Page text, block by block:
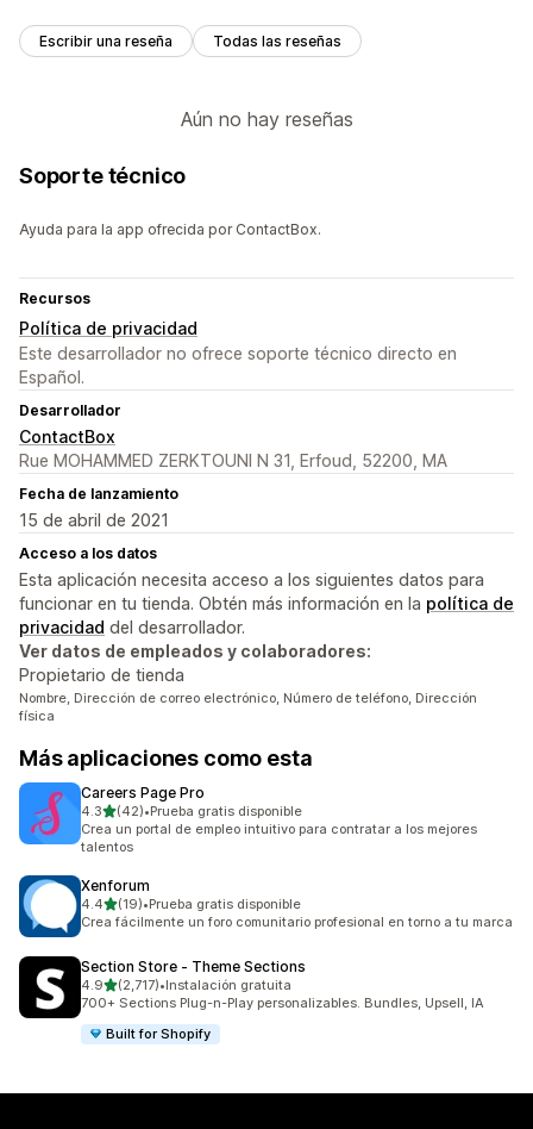
Escribir una reseña Todas las reseñas
Aún no hay reseñas
Soporte técnico
Ayuda para la app ofrecida por ContactBox.
Recursos
Política de privacidad
Este desarrollador no ofrece soporte técnico directo en
Español.
Desarrollador
ContactBox
Rue MOHAMMED ZERKTOUNI N 31, Erfoud, 52200, MA
Fecha de lanzamiento
15 de abril de 2021
Acceso a los datos
Esta aplicación necesita acceso a los siguientes datos para
funcionar en tu tienda. Obtén más información en la política de
privacidad del desarrollador.
Ver datos de empleados y colaboradores:
Propietario de tienda
Nombre, Dirección de correo electrónico, Número de teléfono, Dirección
física
Más aplicaciones como esta
Careers Page Pro
4.3de 5 estrellas
(42)
42 reseñas en total
•Prueba gratis disponible
Crea un portal de empleo intuitivo para contratar a los mejores
talentos
Xenforum
4.4de 5 estrellas
(19)
19 reseñas en total
•Prueba gratis disponible
Crea fácilmente un foro comunitario profesional en torno a tu marca
Section Store ‑ Theme Sections
4.9de 5 estrellas
(2,717)
2717 reseñas en total
•Instalación gratuita
700+ Sections Plug-n-Play personalizables. Bundles, Upsell, IA
Built for Shopify